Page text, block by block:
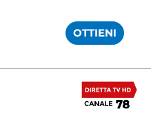
OTTIENI